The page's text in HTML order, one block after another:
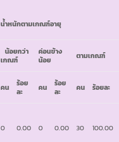
น้ำหนักตามเกณฑ์อายุ
น้อยกว่า
เกณฑ์
ค่อนข้าง
น้อย
ตามเกณฑ์
คน
ร้อย
ละ
คน
ร้อย
ละ
คน ร้อยละ
0 0.00 0 0.00 30 100.00